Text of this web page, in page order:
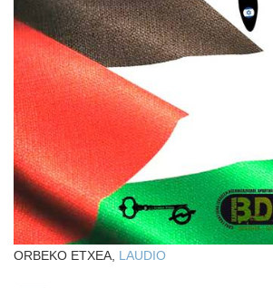
ORBEKO ETXEA, LAUDIO